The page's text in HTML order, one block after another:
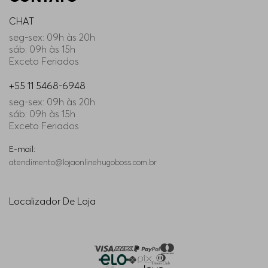
extremamente reconhecido pela elegância,
sendo amplamente utilizado na fabricação de
botas masculinas. O couro é capaz de se
personalizado ao longo do tempo, além de
muito conforto. Além disso, as botas de couro
são impermeáveis, o que mantém os pés secos
e protegidos em condições climáticas adversas;
Cloreto de Polivinilo: também conhecido como
PVC, trata-se de um material sintético
limpar, tornando as botas de PVC uma
Lona de algodão: é um tecido durável e
respirável, muitas vezes usado como material
CHAT
seg-sex: 09h às 20h
sáb: 09h às 15h
Exceto Feriados
+55 11 5468-6948
seg-sex: 09h às 20h
sáb: 09h às 15h
Exceto Feriados
E-mail:
atendimento@lojaonlinehugoboss.com.br
Localizador De Loja